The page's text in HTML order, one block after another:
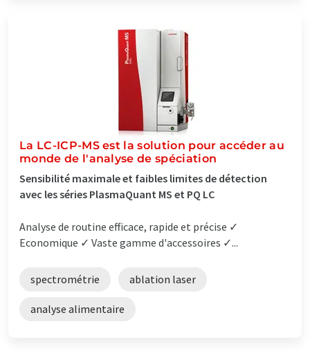
La LC-ICP-MS est la solution pour accéder au
monde de l'analyse de spéciation
Sensibilité maximale et faibles limites de détection
avec les séries PlasmaQuant MS et PQ LC
Analyse de routine efficace, rapide et précise ✓
Economique ✓ Vaste gamme d'accessoires ✓...
spectrométrie ablation laser
analyse alimentaire